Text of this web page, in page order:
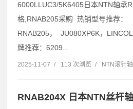
6000LLUC3/5K6405日本NTN轴承
格,RNAB205采购 热销型号推荐：
RNAB205， JU080XP6K，
牌推荐：6209...
2025-11-07 / 113 次浏览 / NTN滚针
RNAB204X 日本NTN丝杆